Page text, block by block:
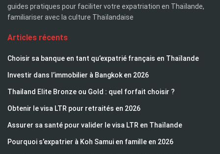
guides pratiques pour faciliter votre expatriation en Thaïlande,
familiariser avec la culture Thaïlandaise
Articles récents
Choisir sa banque en tant qu’expatrié français en Thaïlande
Investir dans l’immobilier à Bangkok en 2026
Thailand Elite Bronze ou Gold : quel forfait choisir ?
Obtenir le visa LTR pour retraités en 2026
Assurer sa santé pour valider le visa LTR en Thaïlande
Pourquoi s’expatrier à Koh Samui en famille en 2026